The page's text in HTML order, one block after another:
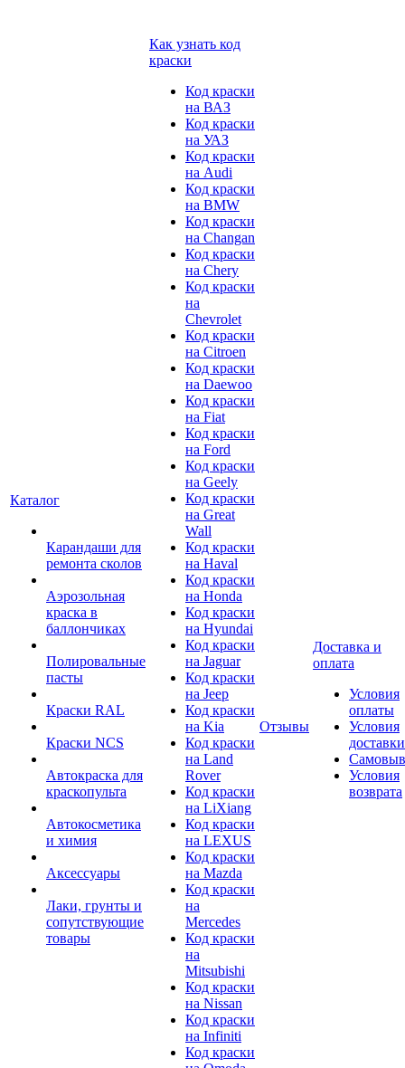
Каталог
Карандаши для
ремонта сколов
Аэрозольная
краска в
баллончиках
Полировальные
пасты
Краски RAL
Краски NCS
Автокраска для
краскопульта
Автокосметика
и химия
Аксессуары
Лаки, грунты и
сопутствующие
товары
Как узнать код
краски
Код краски
на ВАЗ
Код краски
на УАЗ
Код краски
на Audi
Код краски
на BMW
Код краски
на Changan
Код краски
на Chery
Код краски
на
Chevrolet
Код краски
на Citroen
Код краски
на Daewoo
Код краски
на Fiat
Код краски
на Ford
Код краски
на Geely
Код краски
на Great
Wall
Код краски
на Haval
Код краски
на Honda
Код краски
на Hyundai
Код краски
на Jaguar
Код краски
на Jeep
Код краски
на Kia
Код краски
на Land
Rover
Код краски
на LiXiang
Код краски
на LEXUS
Код краски
на Mazda
Код краски
на
Mercedes
Код краски
на
Mitsubishi
Код краски
на Nissan
Код краски
на Infiniti
Код краски
Отзывы
Доставка и
оплата
Условия
оплаты
Условия
доставки
Условия
возврата